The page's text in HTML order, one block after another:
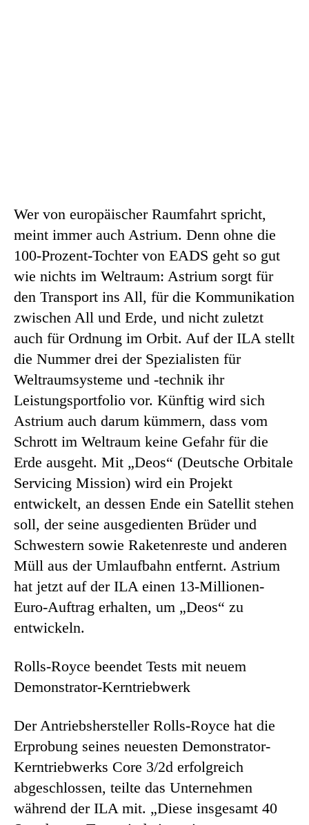
Wer von europäischer Raumfahrt spricht,
meint immer auch Astrium. Denn ohne die
100-Prozent-Tochter von EADS geht so gut
wie nichts im Weltraum: Astrium sorgt für
den Transport ins All, für die Kommunikation
zwischen All und Erde, und nicht zuletzt
auch für Ordnung im Orbit. Auf der ILA stellt
die Nummer drei der Spezialisten für
Weltraumsysteme und -technik ihr
Leistungsportfolio vor. Künftig wird sich
Astrium auch darum kümmern, dass vom
Schrott im Weltraum keine Gefahr für die
Erde ausgeht. Mit „Deos“ (Deutsche Orbitale
Servicing Mission) wird ein Projekt
entwickelt, an dessen Ende ein Satellit stehen
soll, der seine ausgedienten Brüder und
Schwestern sowie Raketenreste und anderen
Müll aus der Umlaufbahn entfernt. Astrium
hat jetzt auf der ILA einen 13-Millionen-
Euro-Auftrag erhalten, um „Deos“ zu
entwickeln.
Rolls-Royce beendet Tests mit neuem
Demonstrator-Kerntriebwerk
Der Antriebshersteller Rolls-Royce hat die
Erprobung seines neuesten Demonstrator-
Kerntriebwerks Core 3/2d erfolgreich
abgeschlossen, teilte das Unternehmen
während der ILA mit. „Diese insgesamt 40